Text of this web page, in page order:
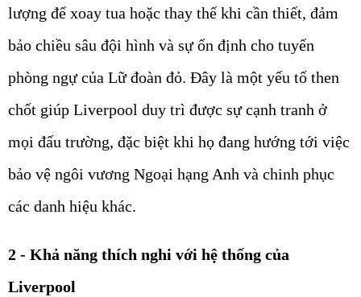
lượng để xoay tua hoặc thay thế khi cần thiết, đảm
bảo chiều sâu đội hình và sự ổn định cho tuyến
phòng ngự của Lữ đoàn đỏ. Đây là một yếu tố then
chốt giúp Liverpool duy trì được sự cạnh tranh ở
mọi đấu trường, đặc biệt khi họ đang hướng tới việc
bảo vệ ngôi vương Ngoại hạng Anh và chinh phục
các danh hiệu khác.
2 - Khả năng thích nghi với hệ thống của
Liverpool